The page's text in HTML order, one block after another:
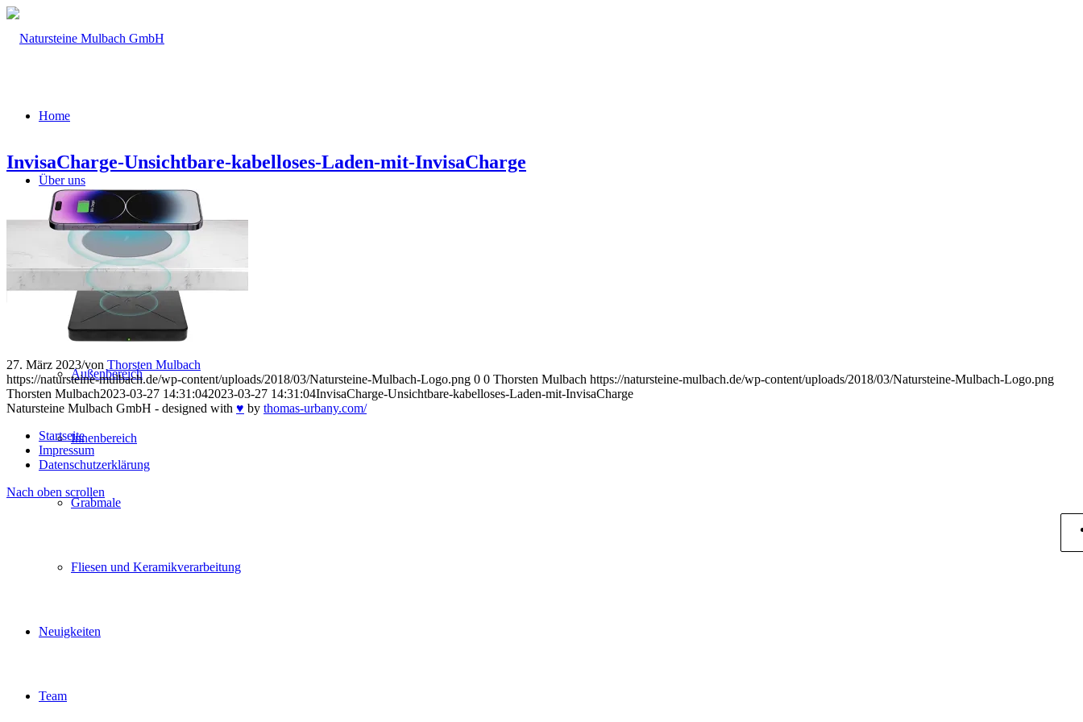
Home
Über uns
Firmengeschichte
Leistungsspektrum
Außenbereich
Innenbereich
Grabmale
Fliesen und Keramikverarbeitung
Neuigkeiten
Team
InvisaCharge-Unsichtbare-kabelloses-Laden-mit-InvisaCharge
27. März 2023/von Thorsten Mulbach
https://natursteine-mulbach.de/wp-content/uploads/2018/03/Natursteine-Mulbach-Logo.png 0 0 Thorsten Mulbach https://natursteine-mulbach.de/wp-content/uploads/2018/03/Natursteine-Mulbach-Logo.png
Thorsten Mulbach2023-03-27 14:31:042023-03-27 14:31:04InvisaCharge-Unsichtbare-kabelloses-Laden-mit-InvisaCharge
Natursteine Mulbach GmbH - designed with ♥ by thomas-urbany.com/
Startseite
Impressum
Datenschutzerklärung
Nach oben scrollen